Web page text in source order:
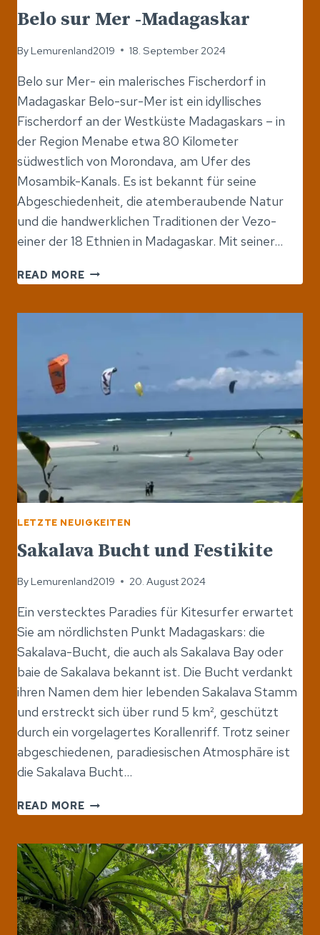
Belo sur Mer -Madagaskar
By Lemurenland2019 18. September 2024
Belo sur Mer- ein malerisches Fischerdorf in
Madagaskar Belo-sur-Mer ist ein idyllisches
Fischerdorf an der Westküste Madagaskars – in
der Region Menabe etwa 80 Kilometer
südwestlich von Morondava, am Ufer des
Mosambik-Kanals. Es ist bekannt für seine
Abgeschiedenheit, die atemberaubende Natur
und die handwerklichen Traditionen der Vezo-
einer der 18 Ethnien in Madagaskar. Mit seiner…
READ MOREBELO
SUR
LETZTE NEUIGKEITEN
Sakalava Bucht und Festikite
By Lemurenland2019 20. August 2024
Ein verstecktes Paradies für Kitesurfer erwartet
Sie am nördlichsten Punkt Madagaskars: die
Sakalava-Bucht, die auch als Sakalava Bay oder
baie de Sakalava bekannt ist. Die Bucht verdankt
ihren Namen dem hier lebenden Sakalava Stamm
und erstreckt sich über rund 5 km², geschützt
durch ein vorgelagertes Korallenriff. Trotz seiner
abgeschiedenen, paradiesischen Atmosphäre ist
die Sakalava Bucht…
READ MORESAKALAVA
BUCHT
FESTIKITE